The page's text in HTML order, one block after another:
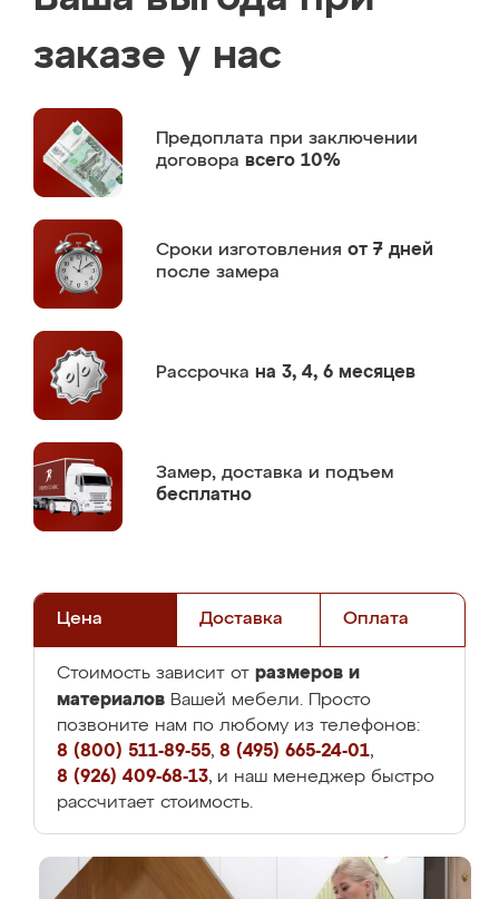
заказе у нас
Предоплата при заключении
договора всего 10%
Сроки изготовления от 7 дней
после замера
Рассрочка на 3, 4, 6 месяцев
Замер, доставка и подъем
бесплатно
Цена Доставка Оплата
Стоимость зависит от размеров и
материалов Вашей мебели. Просто
позвоните нам по любому из телефонов:
8 (800) 511-89-55, 8 (495) 665-24-01,
8 (926) 409-68-13, и наш менеджер быстро
рассчитает стоимость.